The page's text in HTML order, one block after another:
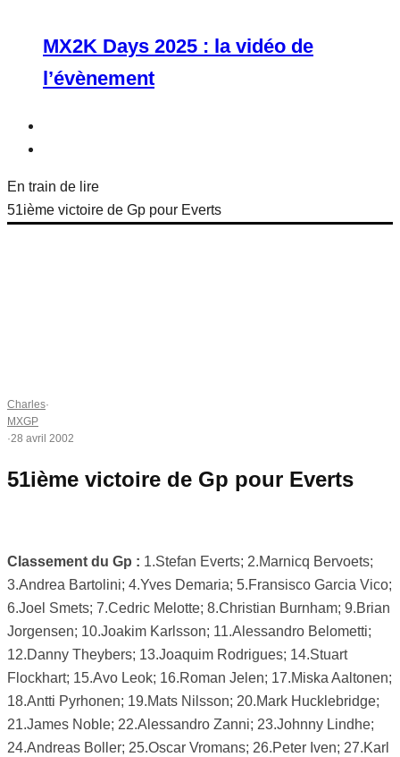
MX2K Days 2025 : la vidéo de
l’évènement
En train de lire
51ième victoire de Gp pour Everts
Charles·
MXGP
·28 avril 2002
51ième victoire de Gp pour Everts
Classement du Gp : 1.Stefan Everts; 2.Marnicq Bervoets;
3.Andrea Bartolini; 4.Yves Demaria; 5.Fransisco Garcia Vico;
6.Joel Smets; 7.Cedric Melotte; 8.Christian Burnham; 9.Brian
Jorgensen; 10.Joakim Karlsson; 11.Alessandro Belometti;
12.Danny Theybers; 13.Joaquim Rodrigues; 14.Stuart
Flockhart; 15.Avo Leok; 16.Roman Jelen; 17.Miska Aaltonen;
18.Antti Pyrhonen; 19.Mats Nilsson; 20.Mark Hucklebridge;
21.James Noble; 22.Alessandro Zanni; 23.Johnny Lindhe;
24.Andreas Boller; 25.Oscar Vromans; 26.Peter Iven; 27.Karl